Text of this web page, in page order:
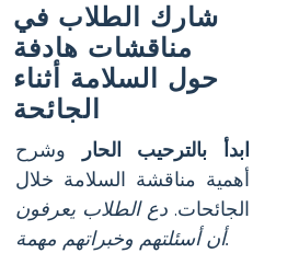
شارك الطلاب في
مناقشات هادفة
حول السلامة أثناء
الجائحة
ابدأ بالترحيب الحار
وشرح
أهمية مناقشة السلامة خلال
الجائحات. دع الطلاب يعرفون
أن أسئلتهم وخبراتهم مهمة.